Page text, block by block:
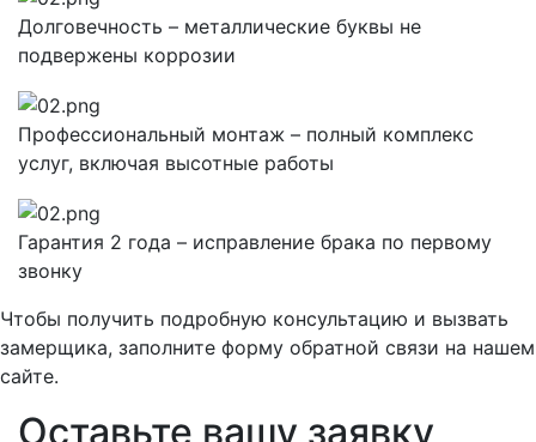
Долговечность – металлические буквы не
подвержены коррозии
Профессиональный монтаж – полный комплекс
услуг, включая высотные работы
Гарантия 2 года – исправление брака по первому
звонку
Чтобы получить подробную консультацию и вызвать
замерщика, заполните форму обратной связи на нашем
сайте.
Оставьте вашу заявку